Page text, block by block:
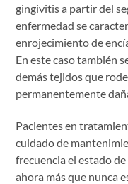
gingivitis a partir del
enfermedad se
enrojecimiento de
En este caso también
demás tejidos que
permanentemente
Pacientes en
cuidado de
frecuencia el estado
ahora más que nunca